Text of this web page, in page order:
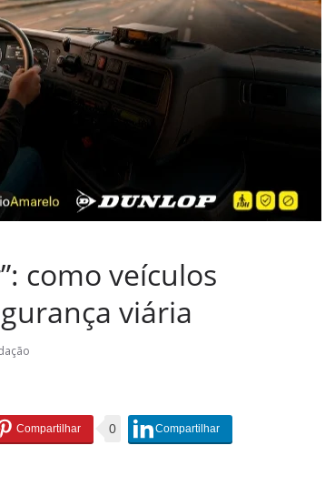
como veículos
viária
0